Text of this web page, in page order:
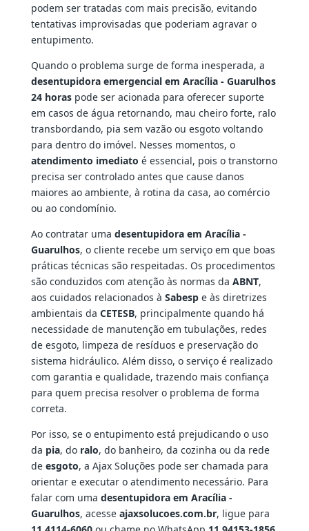
podem ser tratadas com mais precisão, evitando
tentativas improvisadas que poderiam agravar o
entupimento.
Quando o problema surge de forma inesperada, a
desentupidora emergencial em Aracília - Guarulhos
24 horaspode ser acionada para oferecer suporte
em casos de água retornando, mau cheiro forte, ralo
transbordando, pia sem vazão ou esgoto voltando
para dentro do imóvel. Nesses momentos, o
atendimento imediato é essencial, pois o transtorno
precisa ser controlado antes que cause danos
maiores ao ambiente, à rotina da casa, ao comércio
ou ao condomínio.
Ao contratar uma desentupidora em Aracília -
Guarulhos, o cliente recebe um serviço em que boas
práticas técnicas são respeitadas. Os procedimentos
são conduzidos com atenção às normas da ABNT,
aos cuidados relacionados à Sabespe às diretrizes
ambientais da CETESB, principalmente quando há
necessidade de manutenção em tubulações, redes
de esgoto, limpeza de resíduos e preservação do
sistema hidráulico. Além disso, o serviço é realizado
com garantia e qualidade, trazendo mais confiança
para quem precisa resolver o problema de forma
correta.
Por isso, se o entupimento está prejudicando o uso
da pia, do ralo, do banheiro, da cozinha ou da rede
de esgoto, a Ajax Soluções pode ser chamada para
orientar e executar o atendimento necessário. Para
falar com uma desentupidora em Aracília -
Guarulhos, acesse ajaxsolucoes.com.br, ligue para